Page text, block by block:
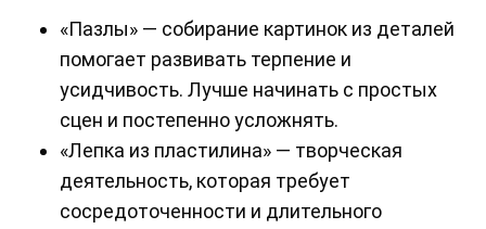
«Пазлы» — собирание картинок из деталей
помогает развивать терпение и
усидчивость. Лучше начинать с простых
сцен и постепенно усложнять.
«Лепка из пластилина» — творческая
деятельность, которая требует
сосредоточенности и длительного